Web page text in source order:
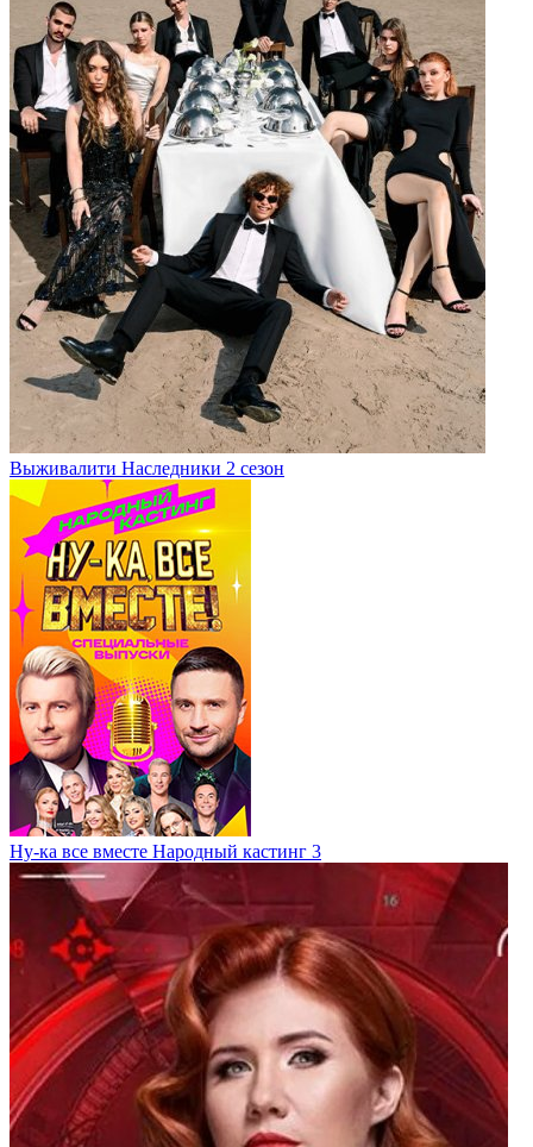
Выживалити Наследники 2 сезон
Ну-ка все вместе Народный кастинг 3